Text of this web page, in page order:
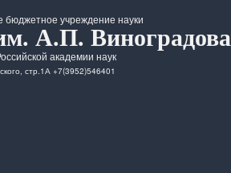
бюджетное учреждение науки
А.П. Виноградова
академии наук
стр.1А +7(3952)546401